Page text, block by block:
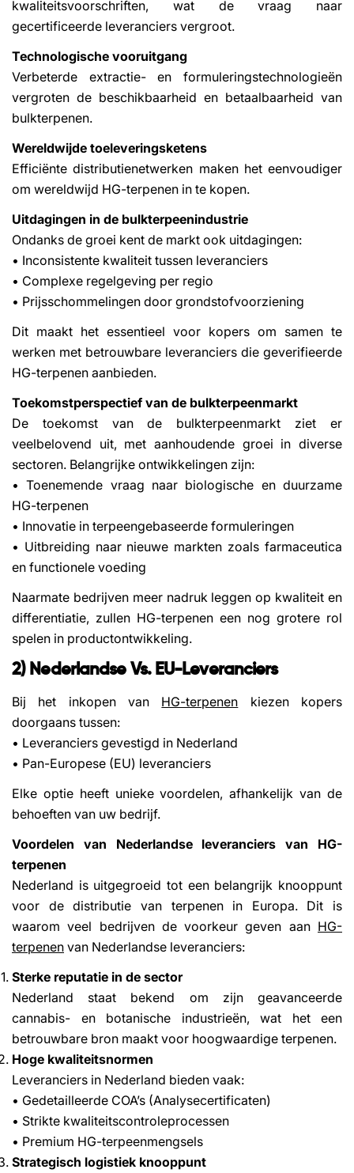
kwaliteitsvoorschriften, wat de vraag naar
gecertificeerde leveranciers vergroot.
Technologische vooruitgang
Verbeterde extractie- en formuleringstechnologieën
vergroten de beschikbaarheid en betaalbaarheid van
bulkterpenen.
Wereldwijde toeleveringsketens
Efficiënte distributienetwerken maken het eenvoudiger
om wereldwijd HG-terpenen in te kopen.
Uitdagingen in de bulkterpeenindustrie
Ondanks de groei kent de markt ook uitdagingen:
• Inconsistente kwaliteit tussen leveranciers
• Complexe regelgeving per regio
• Prijsschommelingen door grondstofvoorziening
Dit maakt het essentieel voor kopers om samen te
werken met betrouwbare leveranciers die geverifieerde
HG-terpenen aanbieden.
Toekomstperspectief van de bulkterpeenmarkt
De toekomst van de bulkterpeenmarkt ziet er
veelbelovend uit, met aanhoudende groei in diverse
sectoren. Belangrijke ontwikkelingen zijn:
• Toenemende vraag naar biologische en duurzame
HG-terpenen
• Innovatie in terpeengebaseerde formuleringen
• Uitbreiding naar nieuwe markten zoals farmaceutica
en functionele voeding
Naarmate bedrijven meer nadruk leggen op kwaliteit en
differentiatie, zullen HG-terpenen een nog grotere rol
spelen in productontwikkeling.
2) Nederlandse Vs. EU-Leveranciers
Bij het inkopen van HG-terpenen kiezen kopers
doorgaans tussen:
• Leveranciers gevestigd in Nederland
• Pan-Europese (EU) leveranciers
Elke optie heeft unieke voordelen, afhankelijk van de
behoeften van uw bedrijf.
Voordelen van Nederlandse leveranciers van HG-
terpenen
Nederland is uitgegroeid tot een belangrijk knooppunt
voor de distributie van terpenen in Europa. Dit is
waarom veel bedrijven de voorkeur geven aan HG-
terpenen van Nederlandse leveranciers:
Sterke reputatie in de sector
Nederland staat bekend om zijn geavanceerde
cannabis- en botanische industrieën, wat het een
betrouwbare bron maakt voor hoogwaardige terpenen.
Hoge kwaliteitsnormen
Leveranciers in Nederland bieden vaak:
• Gedetailleerde COA’s (Analysecertificaten)
• Strikte kwaliteitscontroleprocessen
• Premium HG-terpeenmengsels
Strategisch logistiek knooppunt